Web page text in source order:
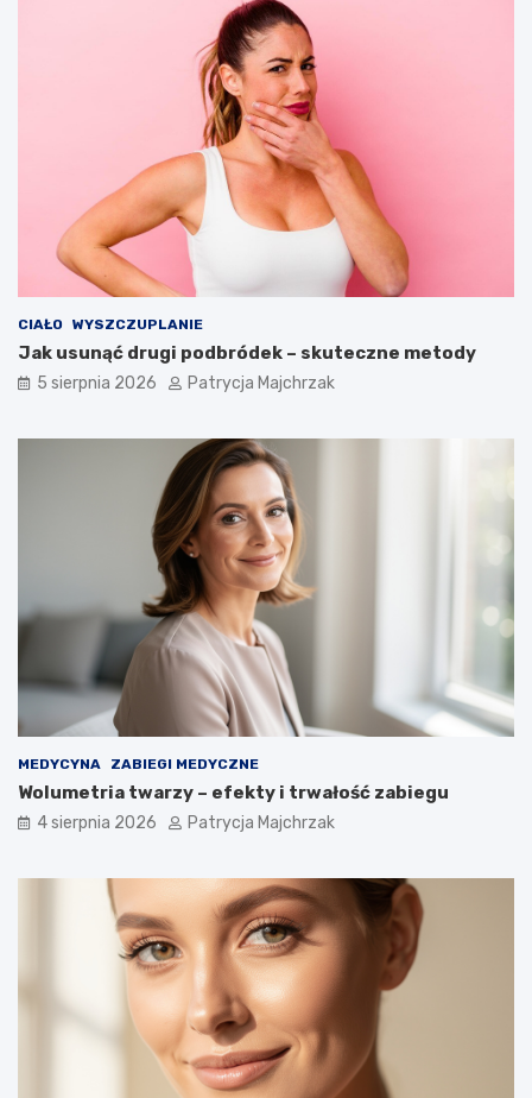
CIAŁO WYSZCZUPLANIE
Jak usunąć drugi podbródek – skuteczne metody
5 sierpnia 2026 Patrycja Majchrzak
MEDYCYNA ZABIEGI MEDYCZNE
Wolumetria twarzy – efekty i trwałość zabiegu
4 sierpnia 2026 Patrycja Majchrzak